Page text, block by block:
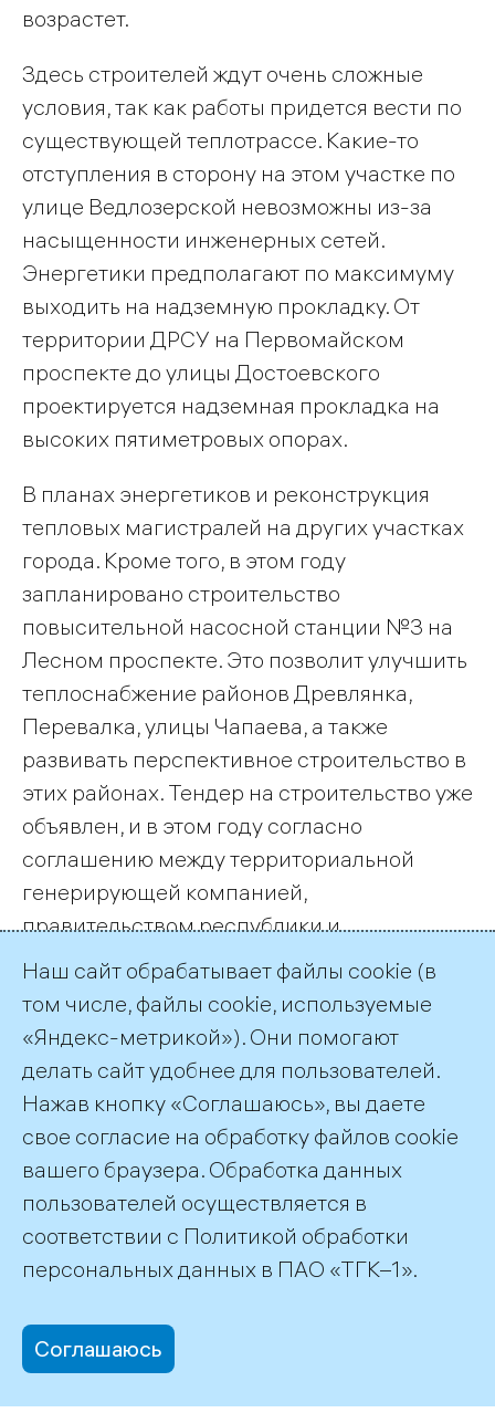
возрастет.
Здесь строителей ждут очень сложные
условия, так как работы придется вести по
существующей теплотрассе. Какие-то
отступления в сторону на этом участке по
улице Ведлозерской невозможны из-за
насыщенности инженерных сетей.
Энергетики предполагают по максимуму
выходить на надземную прокладку. От
территории ДРСУ на Первомайском
проспекте до улицы Достоевского
проектируется надземная прокладка на
высоких пятиметровых опорах.
В планах энергетиков и реконструкция
тепловых магистралей на других участках
города. Кроме того, в этом году
запланировано строительство
повысительной насосной станции №3 на
Лесном проспекте. Это позволит улучшить
теплоснабжение районов Древлянка,
Перевалка, улицы Чапаева, а также
развивать перспективное строительство в
этих районах. Тендер на строительство уже
объявлен, и в этом году согласно
соглашению между территориальной
генерирующей компанией,
правительством республики и
администрацией Петрозаводска
повысительная насосная станция должна
быть построена и введена в эксплуатацию.
← Все публикации
©2026 ПАО «ТГК–1»
office@tgc1.ru
Наш сайт обрабатывает файлы cookie (в
том числе, файлы cookie, используемые
«Яндекс-метрикой»). Они помогают
делать сайт удобнее для пользователей.
Нажав кнопку «Соглашаюсь», вы даете
свое согласие на обработку файлов cookie
вашего браузера. Обработка данных
пользователей осуществляется в
соответствии с Политикой обработки
персональных данных в ПАО «ТГК–1».
Соглашаюсь